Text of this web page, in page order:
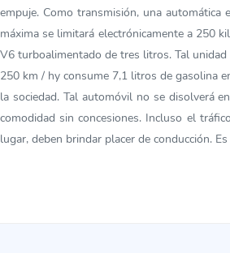
empuje. Como transmisión, una
máxima se limitará electrónicamente a 250
V6 turboalimentado de tres litros. Tal
250 km / hy consume 7,1 litros de gasolina
la sociedad. Tal automóvil no se disolverá
comodidad sin concesiones. Incluso el
lugar, deben brindar placer de conducción.